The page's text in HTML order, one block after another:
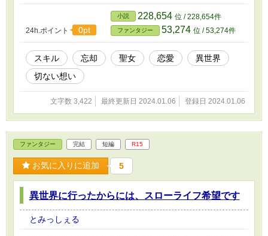
24h.ポイント 0pt
小説 228,654 位 / 228,654件
ファンタジー 53,274 位 / 53,274件
スキル 忘却 聖女 恋愛
異世界
切ない想い
文字数 3,422 最終更新日 2024.01.06 登録日 2024.01.06
ファンタジー 完結 短編 R15
お気に入りに追加 5
異世界に行ったからには、スローライフ希望です
とみっしぇる